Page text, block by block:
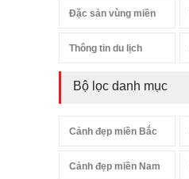
Đặc sản vùng miền
Thông tin du lịch
Bộ lọc danh mục
Cảnh đẹp miền Bắc
Cảnh đẹp miền Nam